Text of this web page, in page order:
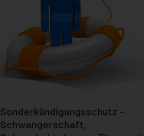
Sonderkündigungsschutz –
Schwangerschaft,